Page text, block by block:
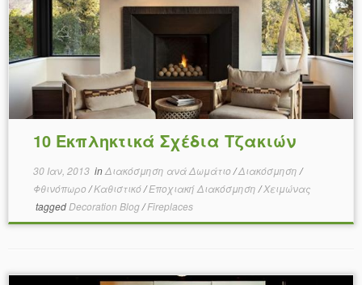
10 Εκπληκτικά Σχέδια Τζακιών
30 Ιαν, 2013inΔιακόσμηση ανά Δωμάτιο /Διακόσμηση /
Φθινόπωρο /Καθιστικό/Εποχιακή Διακόσμηση /Χειμώνας
tagged Decoration Blog/Fireplaces